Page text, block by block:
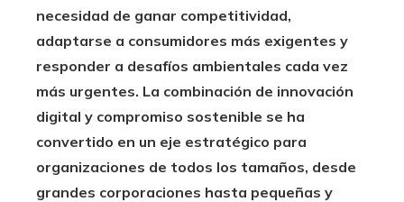
necesidad de ganar competitividad,
adaptarse a consumidores más exigentes y
responder a desafíos ambientales cada vez
más urgentes. La combinación de innovación
digital y compromiso sostenible se ha
convertido en un eje estratégico para
organizaciones de todos los tamaños, desde
grandes corporaciones hasta pequeñas y